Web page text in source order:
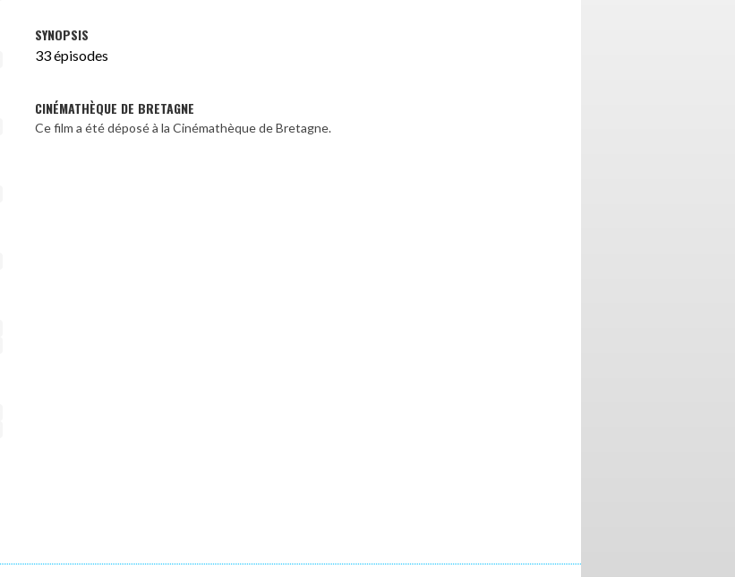
SYNOPSIS
33 épisodes
CINÉMATHÈQUE DE BRETAGNE
Ce film a été déposé à la Cinémathèque de Bretagne.